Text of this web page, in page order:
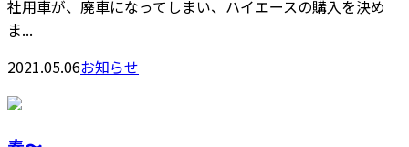
社用車が、廃車になってしまい、ハイエースの購入を決め
ま...
2021.05.06お知らせ